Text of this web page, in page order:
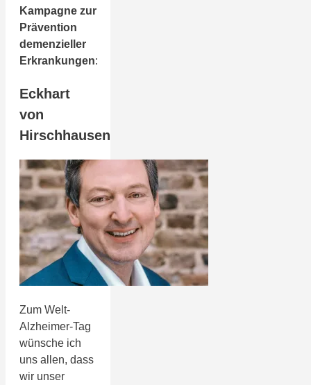
Kampagne zur
Prävention
demenzieller
Erkrankungen:
Eckhart
von
Hirschhausen
Zum Welt-
Alzheimer-Tag
wünsche ich
uns allen, dass
wir unser